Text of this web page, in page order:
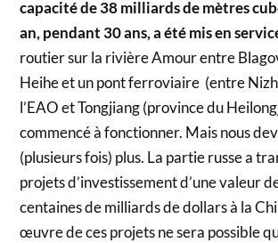
capacité de 38 milliards de mètres
an, pendant 30 ans, a été mis en
routier sur la rivière Amour entre
Heihe et un pont ferroviaire (entre
l’EAO et Tongjiang (province du
commencé à fonctionner. Mais nous
(plusieurs fois) plus. La partie russe a
projets d’investissement d’une valeur
centaines de milliards de dollars à la
œuvre de ces projets ne sera possible